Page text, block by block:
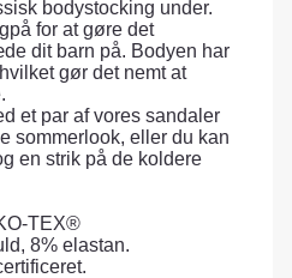
bodystocking under.
for at gøre det
dit barn på. Bodyen har
gør det nemt at
et par af vores sandaler
sommerlook, eller du kan
en strik på de koldere
TEX®
8% elastan.